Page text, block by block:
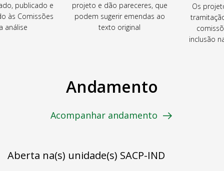
publicado e
às Comissões
análise
projeto e dão pareceres, que
podem sugerir emendas ao
texto original
Os
inclusão
Andamento
Acompanhar andamento
Aberta na(s) unidade(s) SACP-IND